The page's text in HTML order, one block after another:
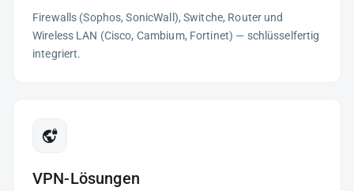
Firewalls (Sophos, SonicWall), Switche, Router und
Wireless LAN (Cisco, Cambium, Fortinet) — schlüsselfertig
integriert.
VPN-Lösungen